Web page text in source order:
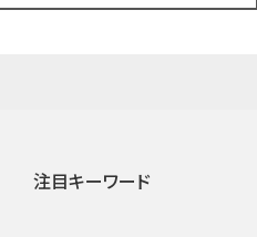
注目キーワード